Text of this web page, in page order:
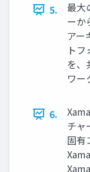
5.
最大
ーか
アー
ト
を、
ワー
6.
チャ
固有